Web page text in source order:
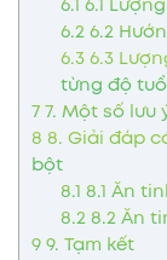
6.26.2
6.36.3
từng độ
77. Một số
8 8. Giải đáp
bột
8.1 8.1 Ăn
8.28.2 Ăn
99. Tạm kết